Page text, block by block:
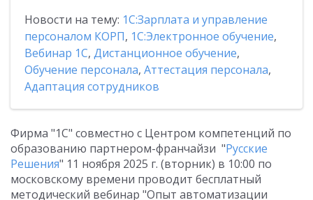
Новости на тему: 1С:Зарплата и управление
персоналом КОРП, 1С:Электронное обучение,
Вебинар 1С, Дистанционное обучение,
Обучение персонала, Аттестация персонала,
Адаптация сотрудников
Фирма "1С" совместно с Центром компетенций по
образованию партнером-франчайзи "Русские
Решения" 11 ноября 2025 г. (вторник) в 10:00 по
московскому времени проводит бесплатный
методический вебинар "Опыт автоматизации